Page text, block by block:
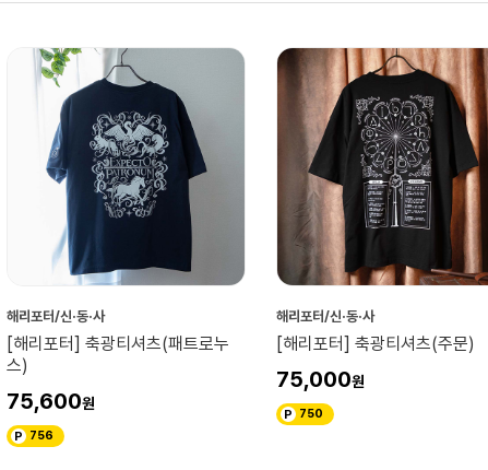
해리포터/신·동·사
[해리포터] 축광티셔츠(패트로누
스)
75,600
756
해리포터/신·동·사
[해리포터] 축광티셔츠(주문)
75,000
750